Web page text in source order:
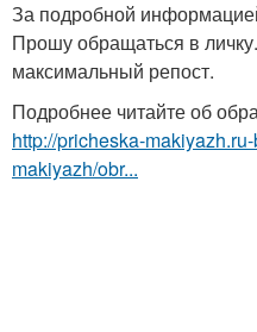
За подробной
Прошу обращаться в
максимальный репост.
Подробнее читайте об
http://pricheska-
makiyazh/obr...